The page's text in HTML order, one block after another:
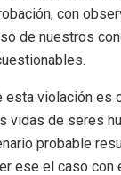
con
de nuestros
esta violación es
vidas de seres
probable
ese el caso con